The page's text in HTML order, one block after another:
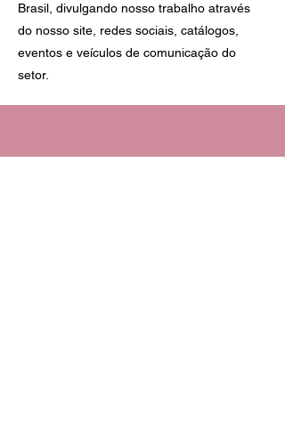
Brasil, divulgando nosso trabalho através
do nosso site, redes sociais, catálogos,
eventos e veículos de comunicação do
setor.